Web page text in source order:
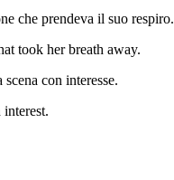
che prendeva il suo respiro.
took her breath away.
con interesse.